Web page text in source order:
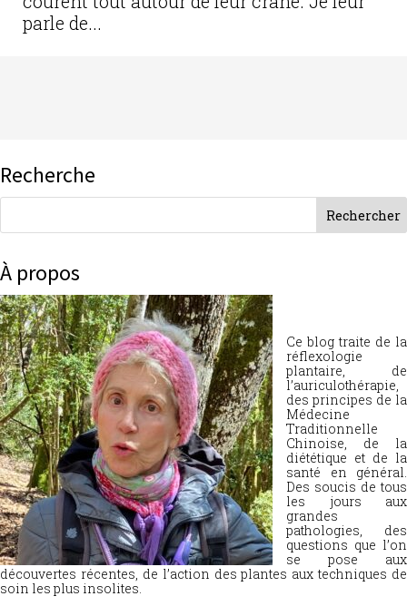
parle de...
Recherche
À propos
Ce blog traite de la
réflexologie
plantaire, de
l’auriculothérapie,
des principes de la
Médecine
Traditionnelle
Chinoise, de la
diététique et de la
santé en général.
Des soucis de tous
les jours aux
grandes
pathologies, des
questions que l’on
se pose aux
découvertes récentes, de l’action des plantes aux techniques de
soin les plus insolites.